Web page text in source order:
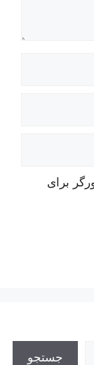
برای
جستجو